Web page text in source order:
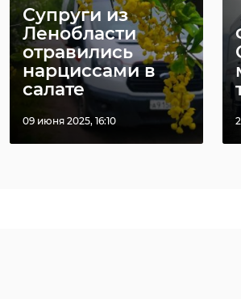
Супруги из
Ленобласти
отравились
нарциссами в
салате
09 июня 2025, 16:10
03 сентября 2025, 14:42
Фото: администрация
Всеволожского района
мурино открытие